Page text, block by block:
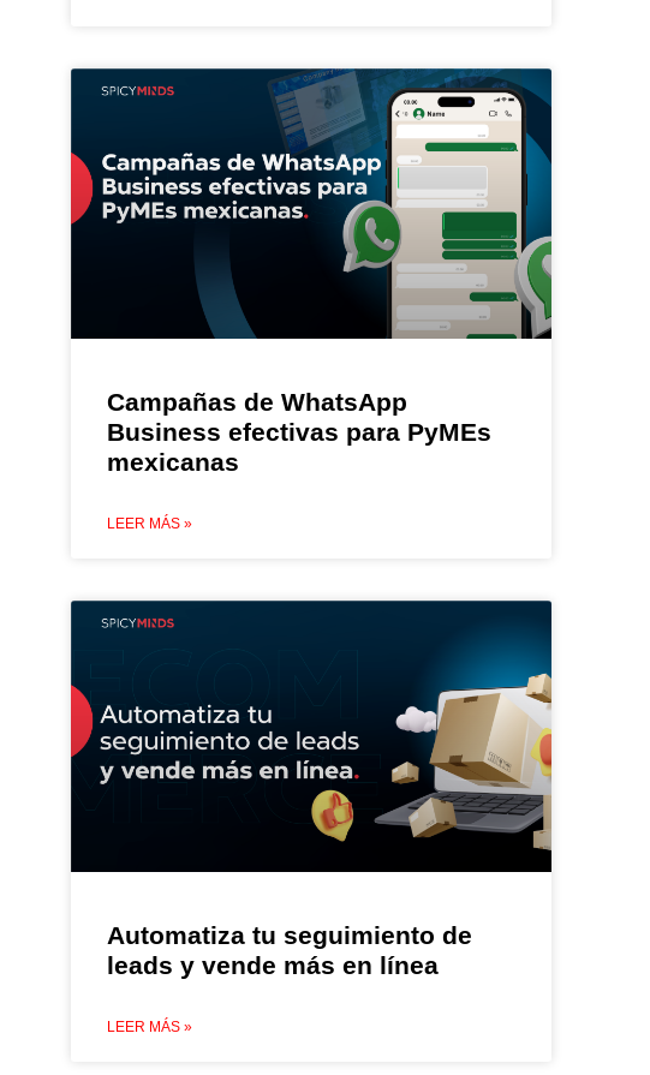
Campañas de WhatsApp
Business efectivas para PyMEs
mexicanas
LEER MÁS »
Automatiza tu seguimiento de
leads y vende más en línea
LEER MÁS »